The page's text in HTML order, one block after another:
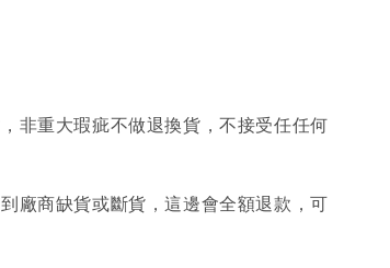
非重大瑕疵不做退換貨，不接受任任何
廠商缺貨或斷貨，這邊會全額退款，可